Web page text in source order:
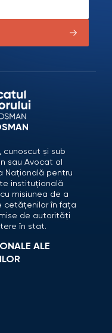
cunoscut și sub
sau Avocat al
Națională pentru
instituțională
misiunea de a
cetățenilor în fața
de autorități
în stat.
ALE